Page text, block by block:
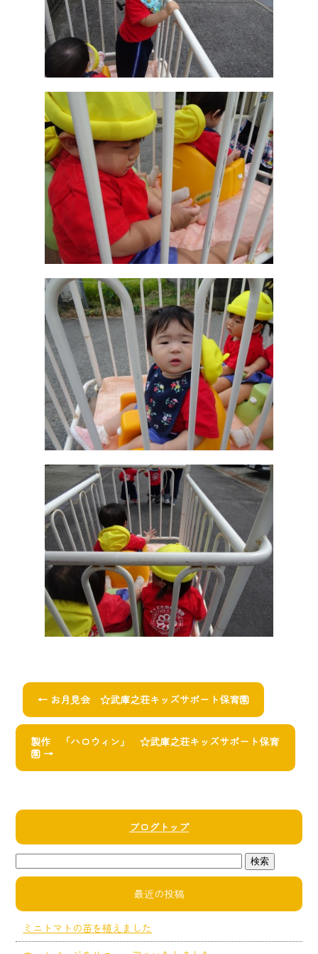
← お月見会 ☆武庫之荘キッズサポート保育園
製作 「ハロウィン」 ☆武庫之荘キッズサポート保育
園→
ブログトップ
最近の投稿
ミニトマトの苗を植えました